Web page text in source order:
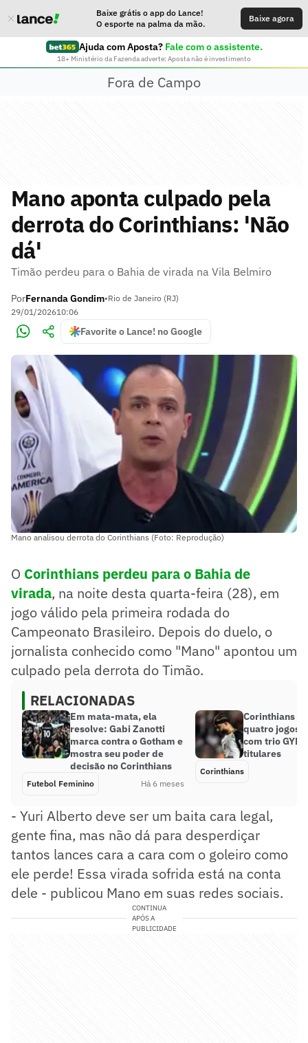
Baixe grátis o app do Lance!
O esporte na palma da mão.
Baixe agora
Ajuda com Aposta? Fale com o assistente.
18+ Ministério da Fazenda adverte: Aposta não é investimento
Fora de Campo
Mano aponta culpado pela
derrota do Corinthians: 'Não
dá'
Timão perdeu para o Bahia de virada na Vila Belmiro
PorFernanda Gondim•Rio de Janeiro (RJ)
29/01/202610:06
Favorite o Lance! no Google
Mano analisou derrota do Corinthians (Foto: Reprodução)
O Corinthians perdeu para o Bahia de
virada, na noite desta quarta-feira (28), em
jogo válido pela primeira rodada do
Campeonato Brasileiro. Depois do duelo, o
jornalista conhecido como "Mano" apontou um
culpado pela derrota do Timão.
RELACIONADAS
Em mata-mata, ela
resolve: Gabi Zanotti
marca contra o Gotham e
mostra seu poder de
decisão no Corinthians
Futebol Feminino Há 6 meses
Corinthians
quatro jogos
com trio GYM
titulares
Corinthians
- Yuri Alberto deve ser um baita cara legal,
gente fina, mas não dá para desperdiçar
tantos lances cara a cara com o goleiro como
ele perde! Essa virada sofrida está na conta
dele - publicou Mano em suas redes sociais.
CONTINUA
APÓS A
PUBLICIDADE